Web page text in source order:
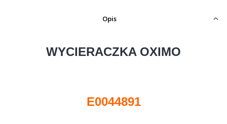
Opis
WYCIERACZKA OXIMO
E0044891